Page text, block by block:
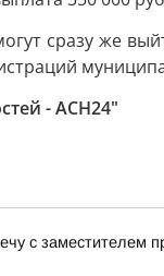
сразу же
- АСН24"
с заместителем